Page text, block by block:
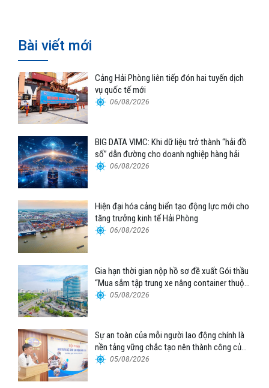
Bài viết mới
Cảng Hải Phòng liên tiếp đón hai tuyến dịch
vụ quốc tế mới
06/08/2026
BIG DATA VIMC: Khi dữ liệu trở thành “hải đồ
số” dẫn đường cho doanh nghiệp hàng hải
06/08/2026
Hiện đại hóa cảng biển tạo động lực mới cho
tăng trưởng kinh tế Hải Phòng
06/08/2026
Gia hạn thời gian nộp hồ sơ đề xuất Gói thầu
“Mua sắm tập trung xe nâng container thuộc
Tổng công ty Hàng hải Việt Nam – CTCP”
05/08/2026
Sự an toàn của mỗi người lao động chính là
nền tảng vững chắc tạo nên thành công của
Cảng Đà Nẵng
05/08/2026